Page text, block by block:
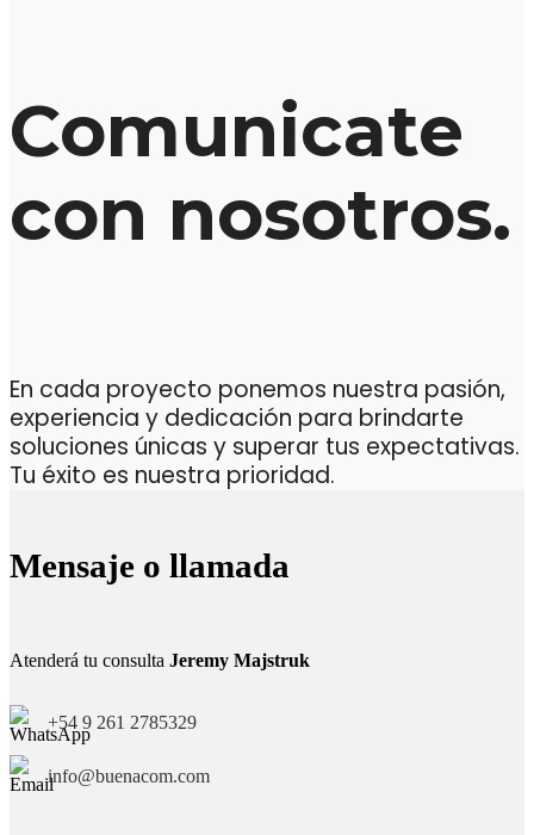
Comunicate
con nosotros.
En cada proyecto ponemos nuestra pasión,
experiencia y dedicación para brindarte
soluciones únicas y superar tus expectativas.
Tu éxito es nuestra prioridad.
Mensaje o llamada
Atenderá tu consulta Jeremy Majstruk
+54 9 261 2785329
info@buenacom.com